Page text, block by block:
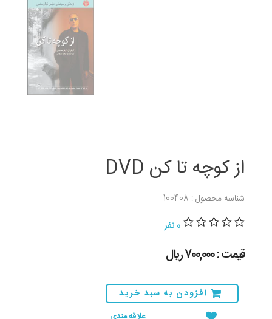
از کوچه تا کن DVD
شناسه محصول : 100408
0 نفر
قیمت : 700,000 ريال
افزودن به سبد خرید
علاقه مندی